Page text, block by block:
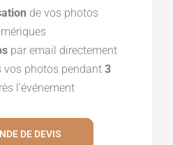
de vos photos
par email directement
vos photos pendant 3
l'événement
DE DEVIS